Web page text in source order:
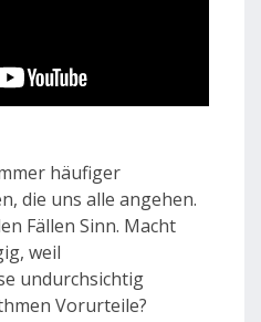
häufiger
die uns alle angehen.
Fällen Sinn. Macht
weil
undurchsichtig
Vorurteile?